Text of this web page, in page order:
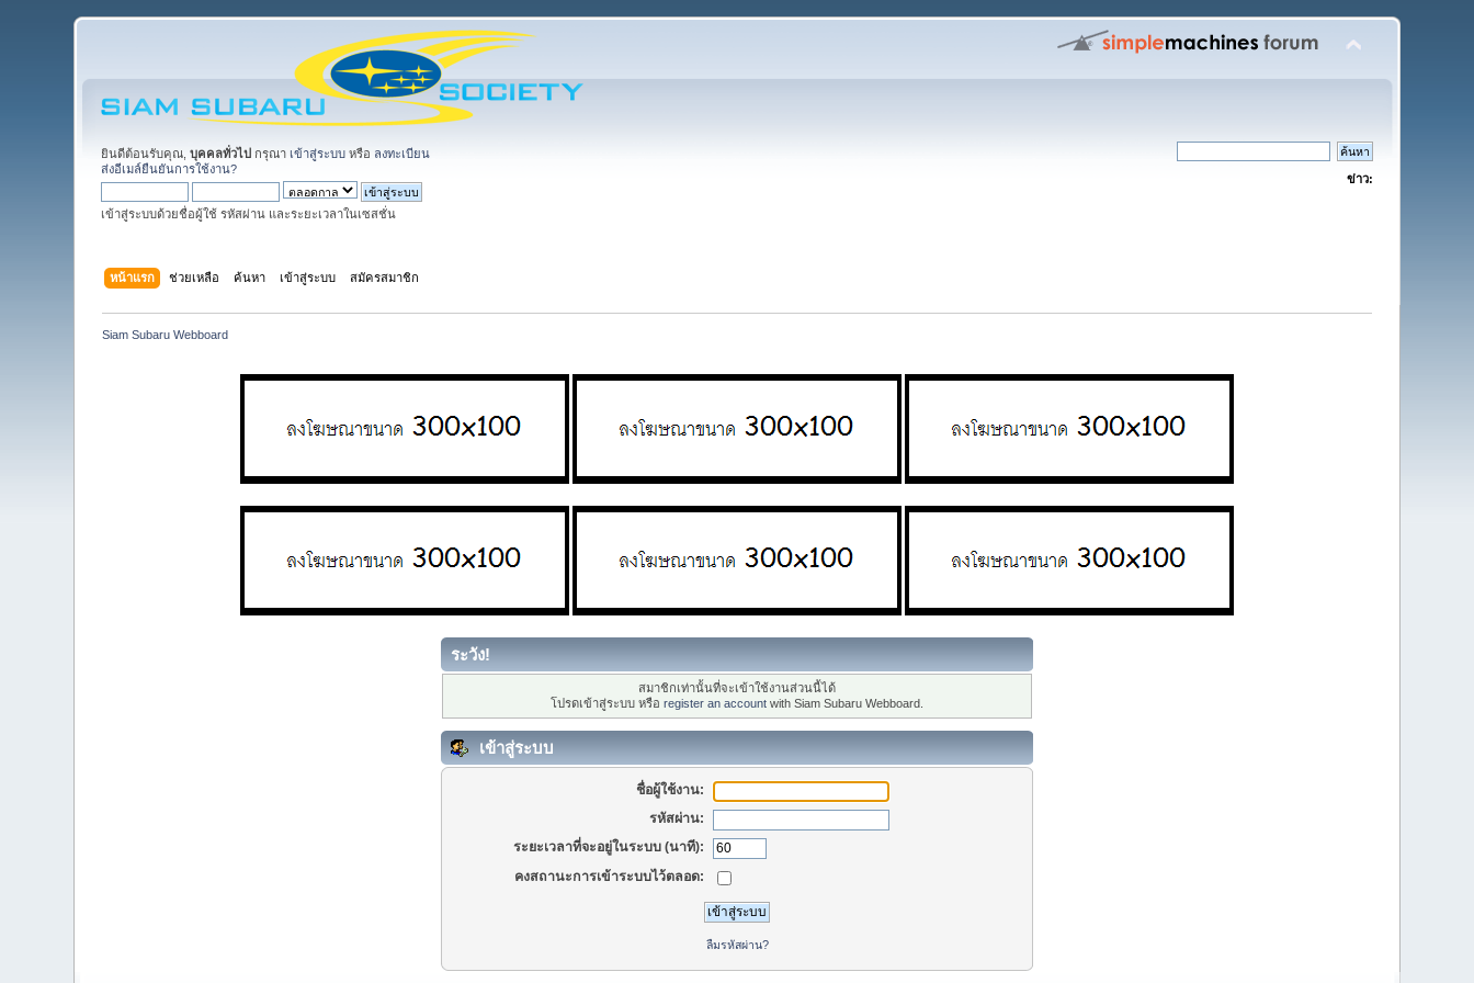
ยินดีต้อนรับคุณ,บุคคลทั่วไป กรุณา เข้าสู่ระบบ หรือ ลงทะเบียน
ส่งอีเมล์ยืนยันการใช้งาน?
เข้าสู่ระบบด้วยชื่อผู้ใช้ รหัสผ่าน และระยะเวลาในเซสชั่น
ข่าว:
หน้าแรก ช่วยเหลือ ค้นหา เข้าสู่ระบบ สมัครสมาชิก
Siam Subaru Webboard
ระวัง!
สมาชิกเท่านั้นที่จะเข้าใช้งานส่วนนี้ได้
โปรดเข้าสู่ระบบ หรือ register an account with Siam Subaru Webboard.
เข้าสู่ระบบ
ชื่อผู้ใช้งาน:
รหัสผ่าน:
ระยะเวลาที่จะอยู่ในระบบ (นาที):
คงสถานะการเข้าระบบไว้ตลอด:
ลืมรหัสผ่าน?